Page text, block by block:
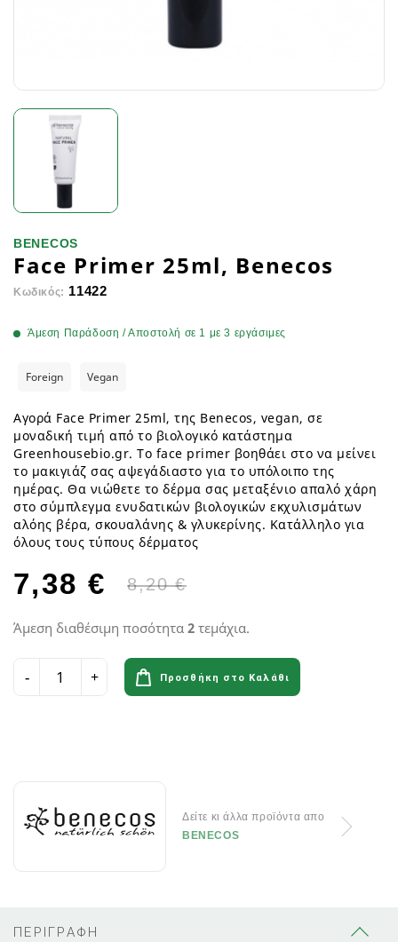
BENECOS
Face Primer 25ml, Benecos
Κωδικός: 11422
Άμεση Παράδοση / Αποστολή σε 1 με 3 εργάσιμες
Foreign Vegan
Αγορά Face Primer 25ml, της Benecos, vegan, σε
μοναδική τιμή από το βιολογικό κατάστημα
Greenhousebio.gr. Το face primer βοηθάει στο να μείνει
το μακιγιάζ σας αψεγάδιαστο για το υπόλοιπο της
ημέρας. Θα νιώθετε το δέρμα σας μεταξένιο απαλό χάρη
στο σύμπλεγμα ενυδατικών βιολογικών εκχυλισμάτων
αλόης βέρα, σκουαλάνης & γλυκερίνης. Κατάλληλο για
όλους τους τύπους δέρματος
7,38 € 8,20 €
Άμεση διαθέσιμη ποσότητα 2 τεμάχια.
Προσθήκη στο Καλάθι
Δείτε κι άλλα προϊόντα απο
BENECOS
ΠΕΡΙΓΡΑΦΗ